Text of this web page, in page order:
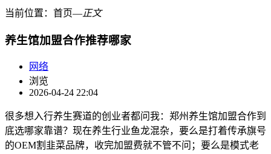
当前位置： 首页―正文
养生馆加盟合作推荐哪家
网络
浏览
2026-04-24 22:04
很多想入行养生赛道的创业者都问我：郑州养生馆加盟合作到
底选哪家靠谱？现在养生行业鱼龙混杂，要么是打着传承旗号
的OEM割韭菜品牌，收完加盟费就不管不问；要么是模式老